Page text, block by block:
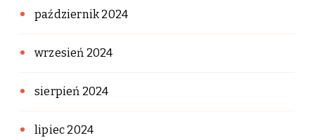
październik 2024
wrzesień 2024
sierpień 2024
lipiec 2024